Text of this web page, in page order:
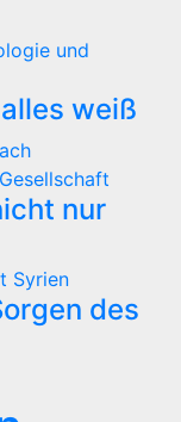
und
weiß
nur
Syrien
des